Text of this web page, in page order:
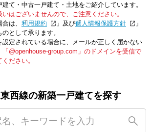
て・中古一戸建て・土地をご紹介しています。
はございませんので、ご注意ください。
合は、「利用規約 」及び「個人情報保護方針
」
として承ります。
設定されている場合に、メールが正しく届かない
「@openhouse-group.com」のドメインを受信で
ださい。
西線の新築一戸建てを探す